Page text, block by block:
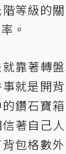
等級的
。
靠著轉
就是開
鑽石寶
著自己
包格數